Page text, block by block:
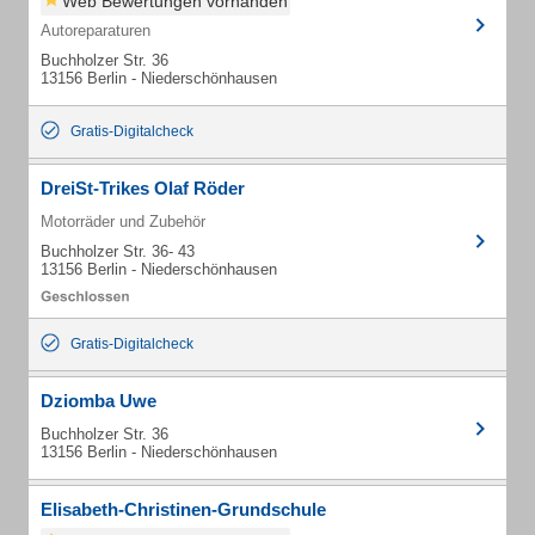
Autoreparaturen
Buchholzer Str. 36
13156 Berlin - Niederschönhausen
Gratis-Digitalcheck
DreiSt-Trikes Olaf Röder
Motorräder und Zubehör
Buchholzer Str. 36- 43
13156 Berlin - Niederschönhausen
Gratis-Digitalcheck
Dziomba Uwe
Buchholzer Str. 36
13156 Berlin - Niederschönhausen
Elisabeth-Christinen-Grundschule